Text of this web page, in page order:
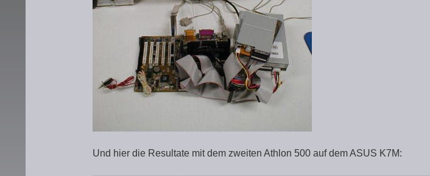
Und hier die Resultate mit dem zweiten Athlon 500 auf dem ASUS K7M: